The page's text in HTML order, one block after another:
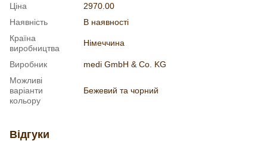
Ціна
2970.00
Наявність
В наявності
Країна
виробництва
Німеччина
Виробник
medi GmbH & Co. KG
Можливі
варіанти
кольору
Бежевий та чорний
Відгуки